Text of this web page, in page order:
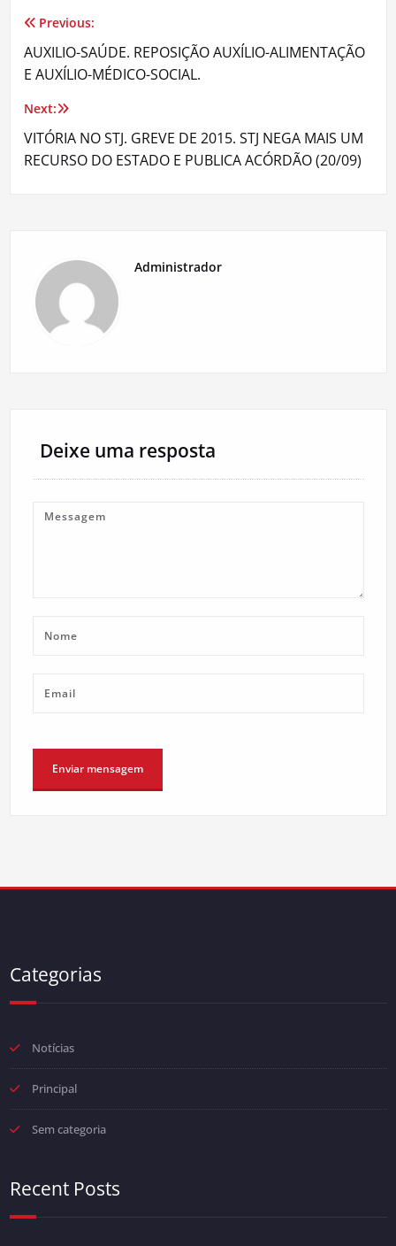
Navegação
de
Post
Previous:
AUXILIO-SAÚDE. REPOSIÇÃO AUXÍLIO-ALIMENTAÇÃO
E AUXÍLIO-MÉDICO-SOCIAL.
Next:
VITÓRIA NO STJ. GREVE DE 2015. STJ NEGA MAIS UM
RECURSO DO ESTADO E PUBLICA ACÓRDÃO (20/09)
Administrador
Deixe uma resposta
Categorias
Notícias
Principal
Sem categoria
Recent Posts